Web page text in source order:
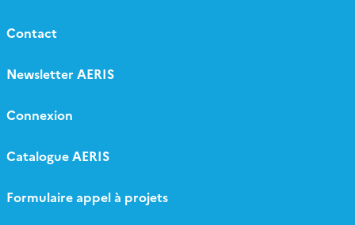
Contact
Newsletter AERIS
Connexion
Catalogue AERIS
Formulaire appel à projets